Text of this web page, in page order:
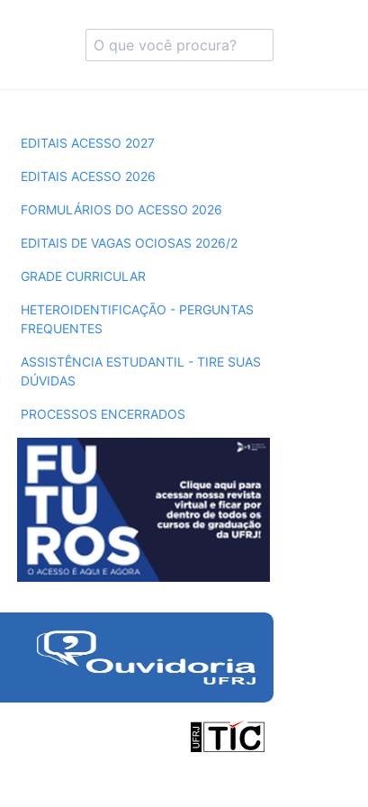
EDITAIS ACESSO 2027
EDITAIS ACESSO 2026
FORMULÁRIOS DO ACESSO 2026
EDITAIS DE VAGAS OCIOSAS 2026/2
GRADE CURRICULAR
HETEROIDENTIFICAÇÃO - PERGUNTAS
FREQUENTES
ASSISTÊNCIA ESTUDANTIL - TIRE SUAS
DÚVIDAS
PROCESSOS ENCERRADOS